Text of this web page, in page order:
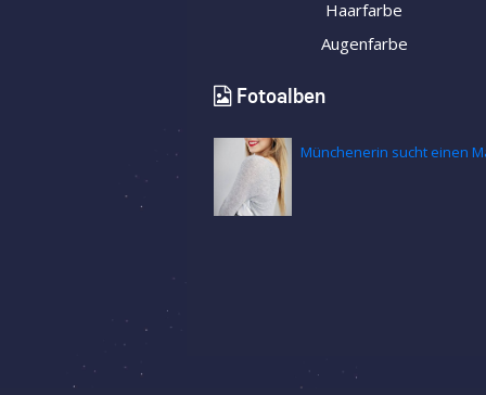
Haarfarbe
Augenfarbe
Fotoalben
Münchenerin sucht einen